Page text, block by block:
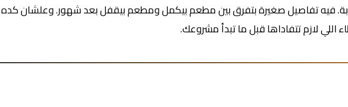
فيه تفاصيل صغيرة بتفرق بين مطعم بيكمل ومطعم بيقفل بعد شهور. وعلشان
لازم تتفاداها قبل ما تبدأ مشروعك.